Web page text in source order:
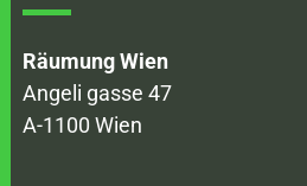
Räumung Wien
Angeli gasse 47
A-1100 Wien